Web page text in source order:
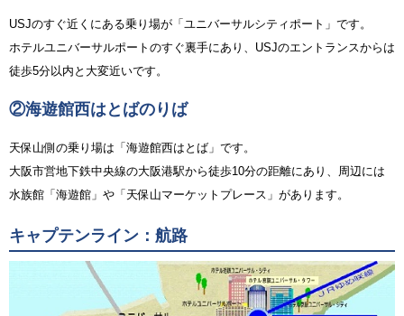
USJのすぐ近くにある乗り場が「ユニバーサルシティポート」です。
ホテルユニバーサルポートのすぐ裏手にあり、USJのエントランスからは
徒歩5分以内と大変近いです。
②海遊館西はとばのりば
天保山側の乗り場は「海遊館西はとば」です。
大阪市営地下鉄中央線の大阪港駅から徒歩10分の距離にあり、周辺には
水族館「海遊館」や「天保山マーケットプレース」があります。
キャプテンライン：航路